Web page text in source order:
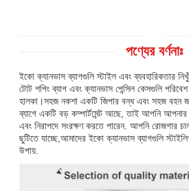
পণ্যের বর্ণনাঃ
ইকো ক্যানভাস ব্যাগগুলি স্টাইল এবং ব্যবহারিকতার
টোট শপিং ব্যাগ এবং ক্যানভাস পেন্সিল কেসগুলি
হালকা।সহজ নকশা একটি জিপার বন্ধ এবং সহজ বহন
ব্যাগে একটি বড় কম্পার্টমেন্ট আছে, তাই আপনি
এবং নিরাপদে সংরক্ষণ করতে পারেন. আপনি রোজগার
ছুটিতে যাচ্ছে,আমাদের ইকো ক্যানভাস ব্যাগগুলি
উপায়.